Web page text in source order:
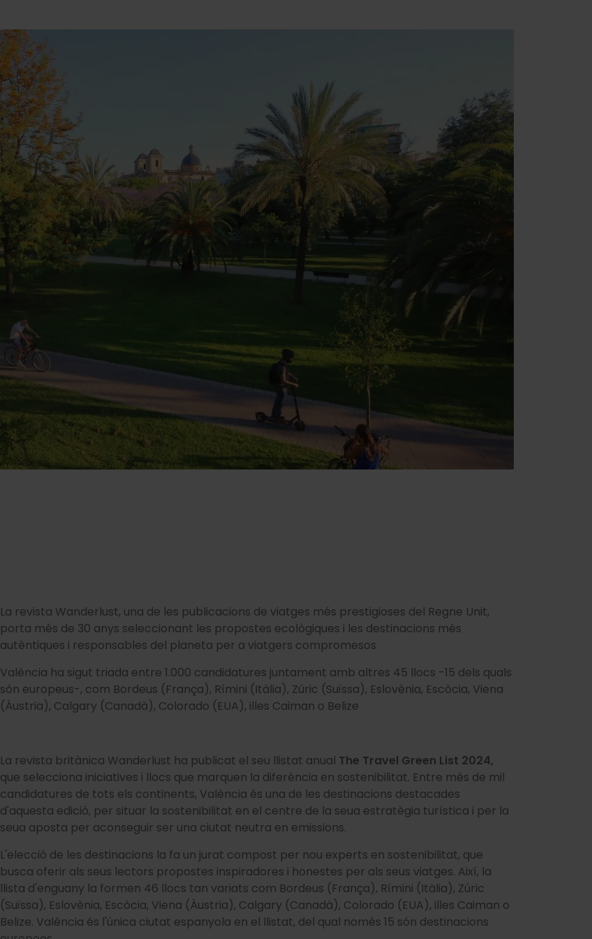
La revista Wanderlust, una de les publicacions de viatges més prestigioses del Regne Unit,
porta més de 30 anys seleccionant les propostes ecològiques i les destinacions més
autèntiques i responsables del planeta per a viatgers compromesos
València ha sigut triada entre 1.000 candidatures juntament amb altres 45 llocs -15 dels quals
són europeus-, com Bordeus (França), Rímini (Itàlia), Zúric (Suïssa), Eslovènia, Escòcia, Viena
(Àustria), Calgary (Canadà), Colorado (EUA), illes Caiman o Belize
La revista britànica Wanderlust ha publicat el seu llistat anual The Travel Green List 2024,
que selecciona iniciatives i llocs que marquen la diferència en sostenibilitat. Entre més de mil
candidatures de tots els continents, València és una de les destinacions destacades
d'aquesta edició, per situar la sostenibilitat en el centre de la seua estratègia turística i per la
seua aposta per aconseguir ser una ciutat neutra en emissions.
L'elecció de les destinacions la fa un jurat compost per nou experts en sostenibilitat, que
busca oferir als seus lectors propostes inspiradores i honestes per als seus viatges. Així, la
llista d'enguany la formen 46 llocs tan variats com Bordeus (França), Rímini (Itàlia), Zúric
(Suïssa), Eslovènia, Escòcia, Viena (Àustria), Calgary (Canadà), Colorado (EUA), illes Caiman o
Belize. València és l'única ciutat espanyola en el llistat, del qual només 15 són destinacions